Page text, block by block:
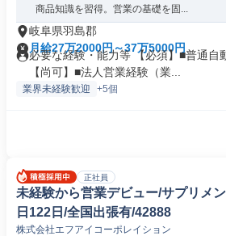
商品知識を習得。営業の基礎を固...
岐阜県羽島郡
月給27万2000円～37万5000円
必要な経験・能力等 【必須】■普通自
【尚可】■法人営業経験（業...
業界未経験歓迎 +5個
正社員
未経験から営業デビュー/サプリメ
日122日/全国出張有/42888
株式会社エフアイコーポレイション